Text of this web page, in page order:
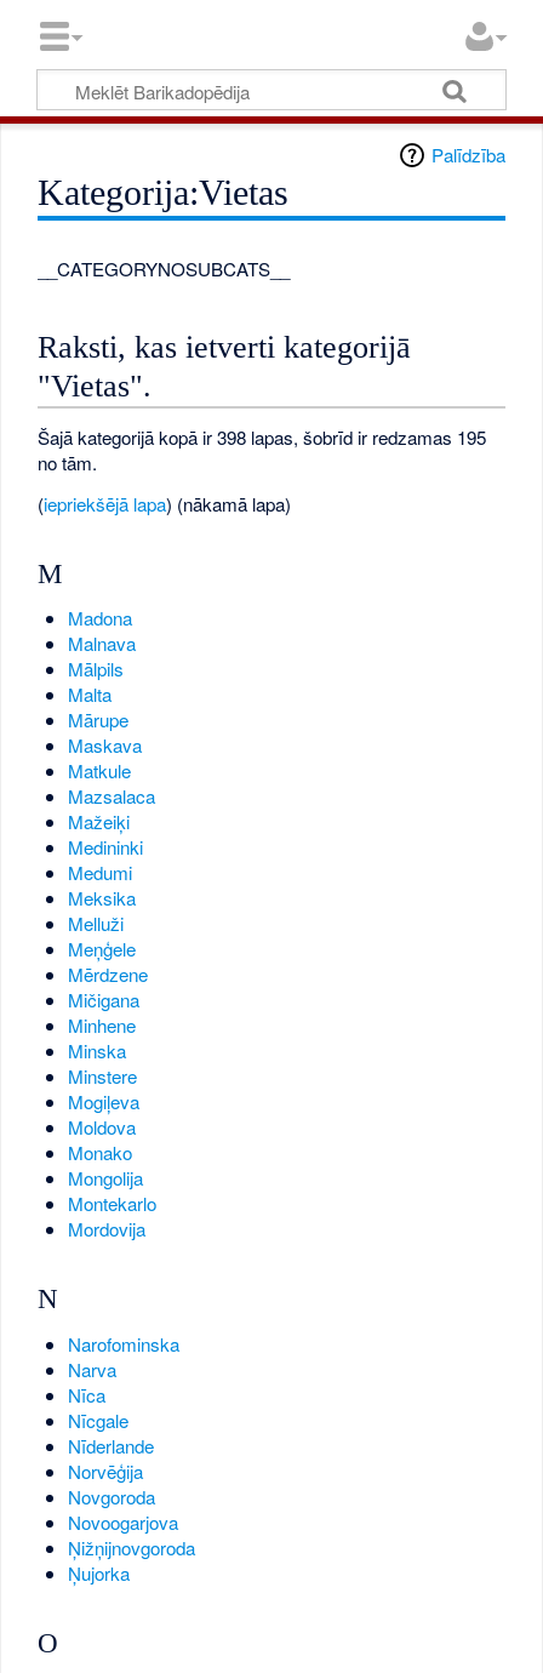
Palīdzība
Kategorija:Vietas
__CATEGORYNOSUBCATS__
Raksti, kas ietverti kategorijā
"Vietas".
Šajā kategorijā kopā ir 398 lapas, šobrīd ir redzamas 195
no tām.
(iepriekšējā lapa) (nākamā lapa)
M
Madona
Malnava
Mālpils
Malta
Mārupe
Maskava
Matkule
Mazsalaca
Mažeiķi
Medininki
Medumi
Meksika
Melluži
Meņģele
Mērdzene
Mičigana
Minhene
Minska
Minstere
Mogiļeva
Moldova
Monako
Mongolija
Montekarlo
Mordovija
N
Narofominska
Narva
Nīca
Nīcgale
Nīderlande
Norvēģija
Novgoroda
Novoogarjova
Ņižņijnovgoroda
Ņujorka
O